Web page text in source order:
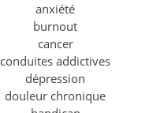
anxiété
burnout
cancer
conduites addictives
dépression
douleur chronique